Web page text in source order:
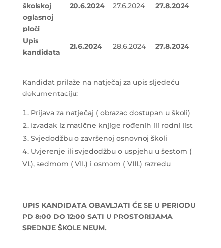
školskoj
oglasnoj
ploči
20.6.2024 27.6.2024 27.8.2024
Upis
kandidata
21.6.2024 28.6.2024 27.8.2024
Kandidat prilaže na natječaj za upis sljedeću
dokumentaciju:
Prijava za natječaj ( obrazac dostupan u školi)
Izvadak iz matične knjige rođenih ili rodni list
Svjedodžbu o završenoj osnovnoj školi
Uvjerenje ili svjedodžbu o uspjehu u šestom (
VI.), sedmom ( VII.) i osmom ( VIII.) razredu
UPIS KANDIDATA OBAVLJATI ĆE SE U PERIODU
PD 8:00 DO 12:00 SATI U PROSTORIJAMA
SREDNJE ŠKOLE NEUM.